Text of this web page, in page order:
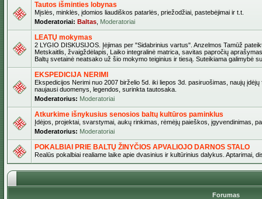
Tautos išminties lobynas
Mįslės, minklės, įdomios liaudiškos patarlės, priežodžiai, pastebėjimai ir t.t.
Moderatoriai: Baltas Moderatoriai
LEATŲ mokymas
2 LYGIO DISKUSIJOS. Įėjimas per "Sidabrinius vartus". Anzelmos Tamūž
Metskaitlis, žvaigždėlapis, Laiko integralinė matrica, savitas papročių
Baltų svetainė neatsako už šio mokymo teiginius ir tiesą. Suteikiama galimybė
EKSPEDICIJA NERIMI
Ekspedicijos Nerimi nuo 2007 birželio 5d. iki liepos 3d. pasiruošimas, naujų
naujausi duomenys, legendos, surinkta tautosaka.
Moderatorius: Moderatoriai
Atkurkime išnykusius senosios baltų kultūros paminklus
Įdėjos, projektai, svarstymai, aukų rinkimas, rėmėjų paieškos, įgyvendinimas,
Moderatorius: Moderatoriai
POKALBIAI PRIE BALTŲ ŽINYČIOS APVALIOJO DARNOS STALO
Realūs pokalbiai realiame laike apie dvasinius ir kultūrinius dalykus. Aptarimai,
Forumas